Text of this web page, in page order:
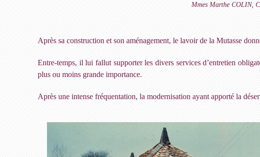
Mmes Marthe COLIN,
Après sa construction et son aménagement, le lavoir de la Mutasse
Entre-temps, il lui fallut supporter les divers services d’entretien
plus ou moins grande importance.
Après une intense fréquentation, la modernisation ayant apporté la